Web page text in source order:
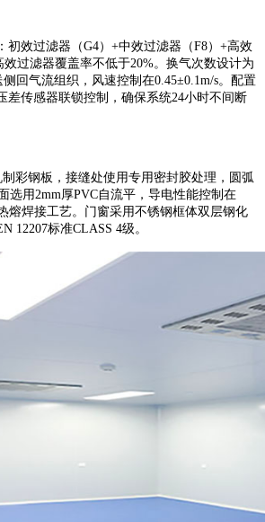
初效过滤器（G4） +中效过滤器（F8） +高效
效过滤器覆盖率不低于20%。换气次数设计为
回气流组织，风速控制在0.45±0.1m/s。配置
差传感器联锁控制，确保系统24小时不间断
制彩钢板，接缝处使用专用密封胶处理，圆弧
选用 2mm厚PVC自流平，导电性能控制在
熔焊接工艺。门窗采用不锈钢框体双层钢化
12207标准CLASS 4级。